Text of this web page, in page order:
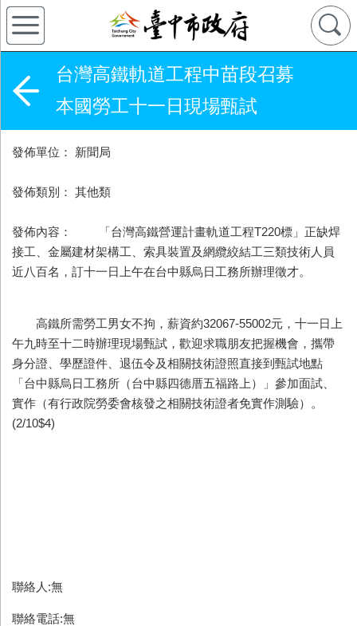
台灣高鐵軌道工程中苗段召募
本國勞工十一日現場甄試
發佈單位： 新聞局
發佈類別： 其他類
發佈內容： 「台灣高鐵營運計畫軌道工程T220標」正缺焊
接工、金屬建材架構工、索具裝置及網纜絞結工三類技術人員
近八百名，訂十一日上午在台中縣烏日工務所辦理徵才。
高鐵所需勞工男女不拘，薪資約32067-55002元，十一日上
午九時至十二時辦理現場甄試，歡迎求職朋友把握機會，攜帶
身分證、學歷證件、退伍令及相關技術證照直接到甄試地點
「台中縣烏日工務所（台中縣四德厝五福路上）」參加面試、
實作（有行政院勞委會核發之相關技術證者免實作測驗）。
(2/10$4)
聯絡人:無
聯絡電話:無